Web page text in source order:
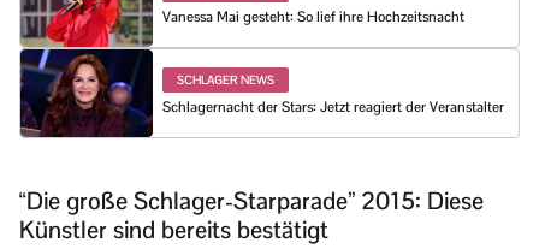
Vanessa Mai gesteht: So lief ihre Hochzeitsnacht
SCHLAGER NEWS
Schlagernacht der Stars: Jetzt reagiert der Veranstalter
“Die große Schlager-Starparade” 2015: Diese
Künstler sind bereits bestätigt